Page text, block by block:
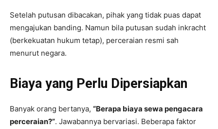
Setelah putusan dibacakan, pihak yang tidak puas dapat
mengajukan banding. Namun bila putusan sudah inkracht
(berkekuatan hukum tetap), perceraian resmi sah
menurut negara.
Biaya yang Perlu Dipersiapkan
Banyak orang bertanya, “Berapa biaya sewa pengacara
perceraian?”. Jawabannya bervariasi. Beberapa faktor